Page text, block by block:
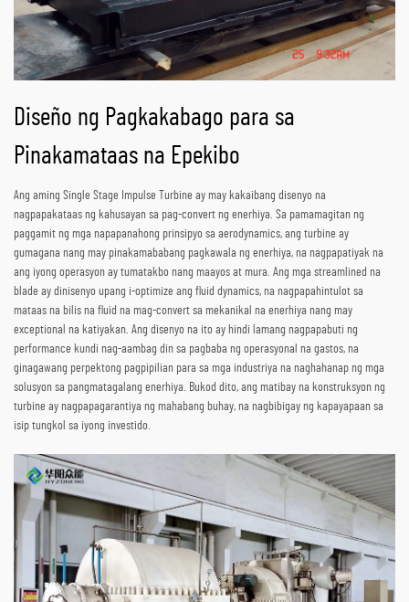
Diseño ng Pagkakabago para sa
Pinakamataas na Epekibo
Ang aming Single Stage Impulse Turbine ay may kakaibang disenyo na
nagpapakataas ng kahusayan sa pag-convert ng enerhiya. Sa pamamagitan ng
paggamit ng mga napapanahong prinsipyo sa aerodynamics, ang turbine ay
gumagana nang may pinakamababang pagkawala ng enerhiya, na nagpapatiyak na
ang iyong operasyon ay tumatakbo nang maayos at mura. Ang mga streamlined na
blade ay dinisenyo upang i-optimize ang fluid dynamics, na nagpapahintulot sa
mataas na bilis na fluid na mag-convert sa mekanikal na enerhiya nang may
exceptional na katiyakan. Ang disenyo na ito ay hindi lamang nagpapabuti ng
performance kundi nag-aambag din sa pagbaba ng operasyonal na gastos, na
ginagawang perpektong pagpipilian para sa mga industriya na naghahanap ng mga
solusyon sa pangmatagalang enerhiya. Bukod dito, ang matibay na konstruksyon ng
turbine ay nagpapagarantiya ng mahabang buhay, na nagbibigay ng kapayapaan sa
isip tungkol sa iyong investido.